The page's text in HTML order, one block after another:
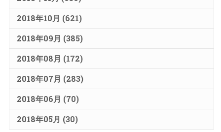
2018年10月 (621)
2018年09月 (385)
2018年08月 (172)
2018年07月 (283)
2018年06月 (70)
2018年05月 (30)